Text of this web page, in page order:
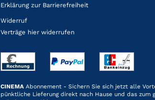
Erklärung zur Barrierefreiheit
Widerruf
Verträge hier widerrufen
CINEMA Abonnement - Sichern Sie sich jetzt alle
pünktliche Lieferung direkt nach Hause und das zum